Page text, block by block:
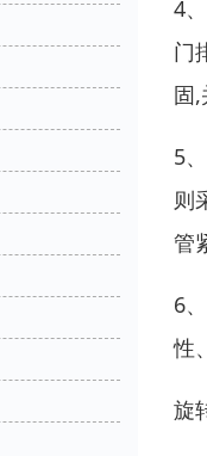
4
门
固
5
则
管
6
性
旋